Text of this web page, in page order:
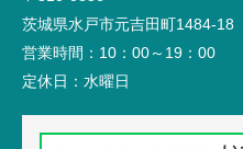
茨城県水戸市元吉田町1484-18
営業時間： 10：00～19：00
定休日： 水曜日